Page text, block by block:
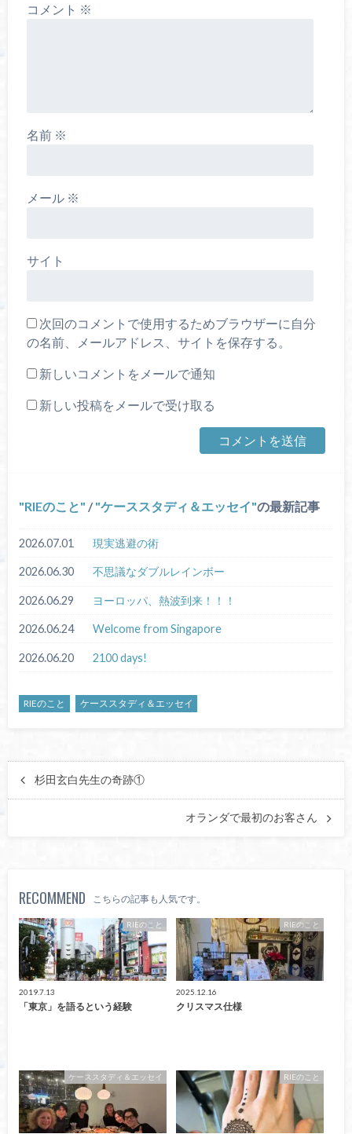
コメント ※
名前 ※
メール ※
サイト
次回のコメントで使用するためブラウザーに自分
の名前、メールアドレス、サイトを保存する。
新しいコメントをメールで通知
新しい投稿をメールで受け取る
RIEのこと / ケーススタディ＆エッセイ の最新記事
2026.07.01 現実逃避の術
2026.06.30 不思議なダブルレインボー
2026.06.29 ヨーロッパ、熱波到来！！！
2026.06.24 Welcome from Singapore
2026.06.20 2100 days!
RIEのこと ケーススタディ＆エッセイ
杉田玄白先生の奇跡①
オランダで最初のお客さん
RECOMMEND こちらの記事も人気です。
RIEのこと
2019.7.13
「東京」を語るという経験
RIEのこと
2025.12.16
クリスマス仕様
ケーススタディ＆エッセイ RIEのこと